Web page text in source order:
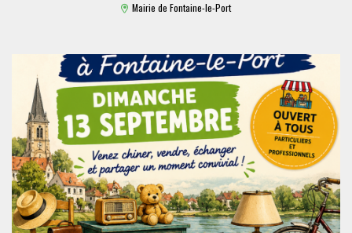
Mairie de Fontaine-le-Port